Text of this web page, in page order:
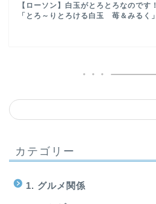
【ローソン】白玉がとろとろなのです！
「とろ～りとろける白玉 苺＆みるく」
カテゴリー
1. グルメ関係